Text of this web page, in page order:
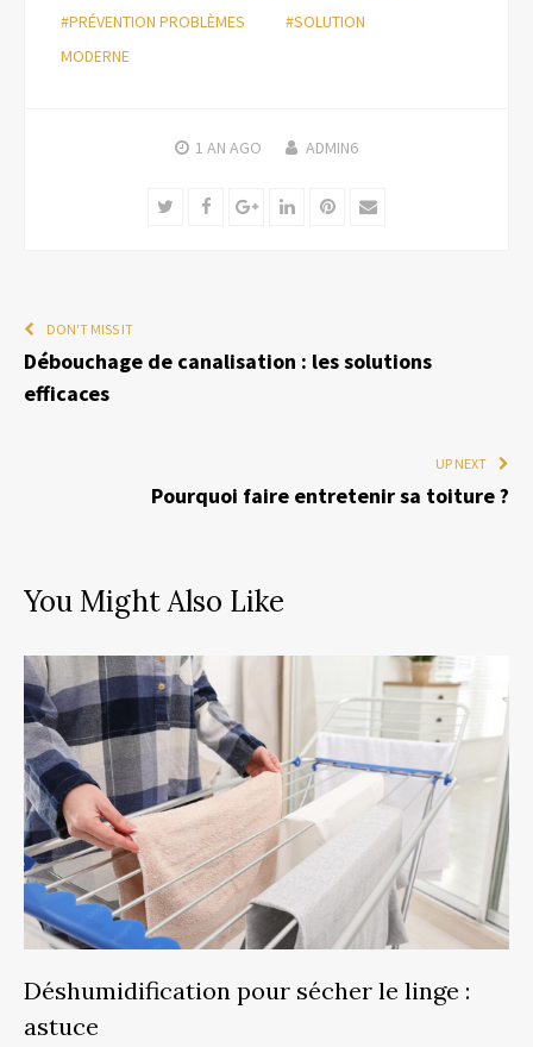
#PRÉVENTION PROBLÈMES
#SOLUTION
MODERNE
1 AN AGO ADMIN6
TwitterFacebookGoogle+LinkedInPinterest
Email
DON'T MISS IT
Débouchage de canalisation : les solutions
efficaces
UP NEXT
Pourquoi faire entretenir sa toiture ?
You Might Also Like
Déshumidification pour sécher le linge :
astuce